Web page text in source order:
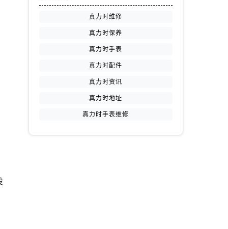
真力时维修
真力时保养
真力时手表
真力时配件
真力时资讯
真力时地址
真力时手表维修